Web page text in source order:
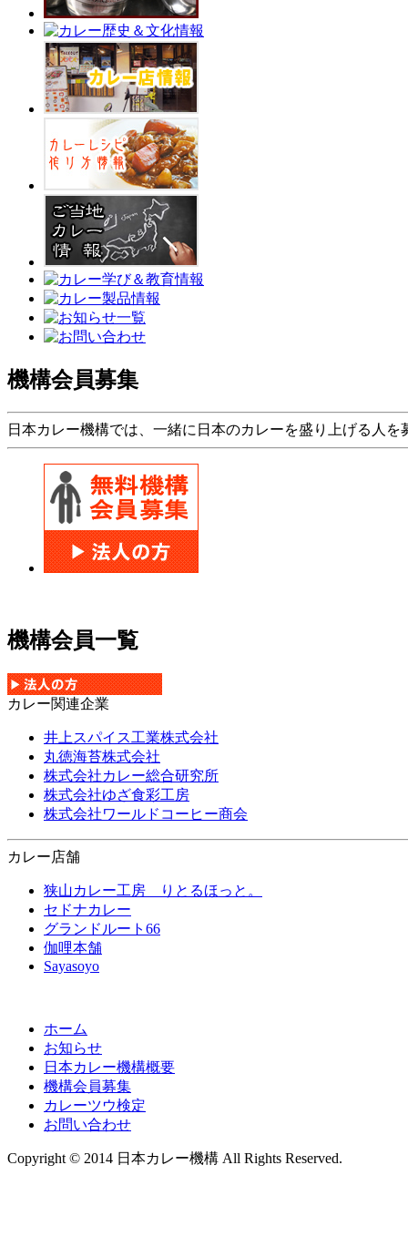
機構会員募集
日本カレー機構では、一緒に日本のカレーを盛り上げる人
機構会員一覧
カレー関連企業
井上スパイス工業株式会社
丸徳海苔株式会社
株式会社カレー総合研究所
株式会社ゆざ食彩工房
株式会社ワールドコーヒー商会
カレー店舗
狭山カレー工房 りとるほっと。
セドナカレー
グランドルート66
伽哩本舗
Sayasoyo
ホーム
お知らせ
日本カレー機構概要
機構会員募集
カレーツウ検定
お問い合わせ
Copyright © 2014 日本カレー機構 All Rights Reserved.